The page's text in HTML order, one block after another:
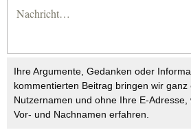
Ihre Argumente, Gedanken oder
kommentierten Beitrag bringen wir
Nutzernamen und ohne Ihre E-
Vor- und Nachnamen erfahren.